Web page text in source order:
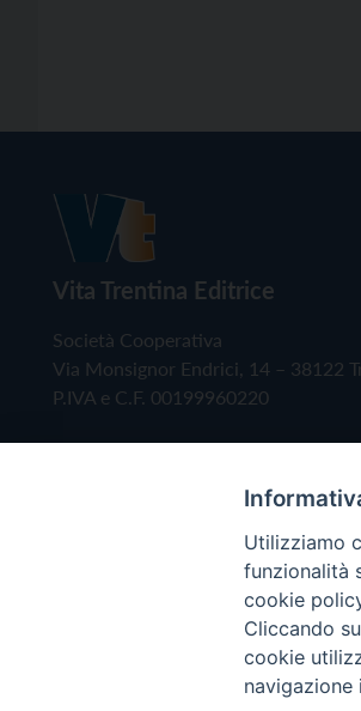
Vita Trentina Editrice
Società Cooperativa
Via Monsignor Endrici, 14 – 38122
P.IVA e C.F. 00199960220
Copyright © 2019 - Tutti i
Utilizziamo
funzionalità
cookie
Cliccando
cookie